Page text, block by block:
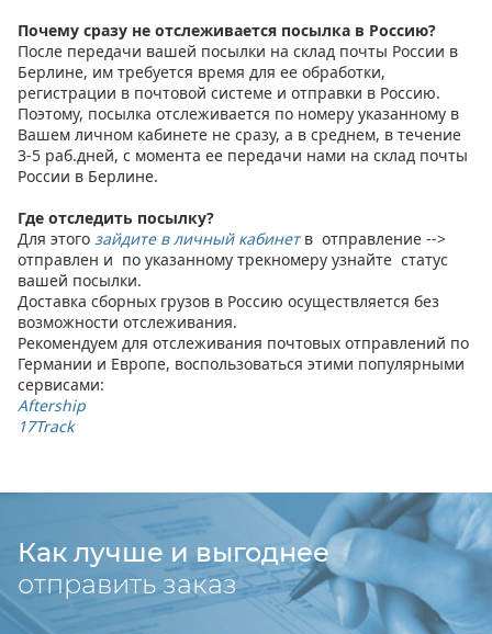
Почему сразу не отслеживается посылка в Россию?
После передачи вашей посылки на склад почты России в
Берлине, им требуется время для ее обработки,
регистрации в почтовой системе и отправки в Россию.
Поэтому, посылка отслеживается по номеру указанному в
Вашем личном кабинете не сразу, а в среднем, в течение
3-5 раб.дней, с момента ее передачи нами на склад почты
России в Берлине.
Где отследить посылку?
Для этого зайдите в личный кабинет в отправление -->
отправлен и по указанному трекномеру узнайте статус
вашей посылки.
Доставка сборных грузов в Россию осуществляется без
возможности отслеживания.
Рекомендуем для отслеживания почтовых отправлений по
Германии и Европе, воспользоваться этими популярными
сервисами:
Aftership
17Track
Как лучше и выгоднее
отправить заказ